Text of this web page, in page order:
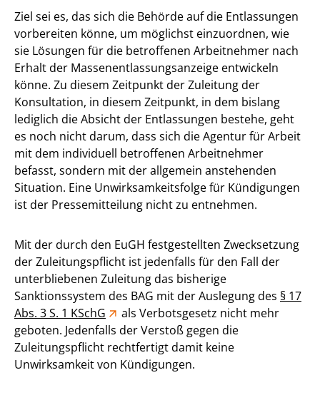
Ziel sei es, das sich die Behörde auf die Entlassungen
vorbereiten könne, um möglichst einzuordnen, wie
sie Lösungen für die betroffenen Arbeitnehmer nach
Erhalt der Massenentlassungsanzeige entwickeln
könne. Zu diesem Zeitpunkt der Zuleitung der
Konsultation, in diesem Zeitpunkt, in dem bislang
lediglich die Absicht der Entlassungen bestehe, geht
es noch nicht darum, dass sich die Agentur für Arbeit
mit dem individuell betroffenen Arbeitnehmer
befasst, sondern mit der allgemein anstehenden
Situation. Eine Unwirksamkeitsfolge für Kündigungen
ist der Pressemitteilung nicht zu entnehmen.
Mit der durch den EuGH festgestellten Zwecksetzung
der Zuleitungspflicht ist jedenfalls für den Fall der
unterbliebenen Zuleitung das bisherige
Sanktionssystem des BAG mit der Auslegung des § 17
Abs. 3 S. 1 KSchG
als Verbotsgesetz nicht mehr
geboten. Jedenfalls der Verstoß gegen die
Zuleitungspflicht rechtfertigt damit keine
Unwirksamkeit von Kündigungen.